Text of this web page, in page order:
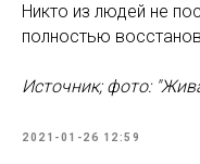
Никто из людей не
полностью
Источник; фото:
2021-01-26 12:59